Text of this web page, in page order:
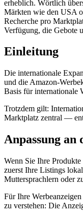
erheblich. Wörtlich
Märkten wie den USA
Recherche pro
Verfügung, die Gebote
Einleitung
Die internationale
und die Amazon-
Basis für internationale
Trotzdem gilt:
Marktplatz zentral —
Anpassung
Wenn Sie Ihre
zuerst Ihre Listings
Muttersprachlern oder
Für Ihre
zu verstehen: Die